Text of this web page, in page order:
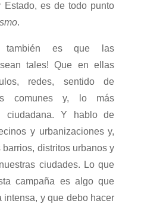
es de todo punto
.
también es que las
tales! Que en ellas
redes, sentido de
comunes y, lo más
ciudadana. Y hablo de
y urbanizaciones y,
distritos urbanos y
ciudades. Lo que
campaña es algo que
intensa, y que debo hacer